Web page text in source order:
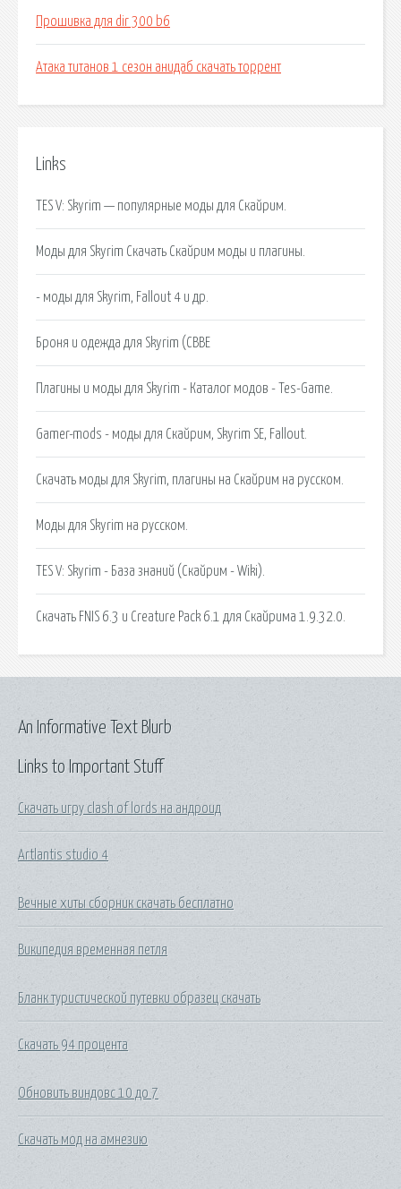
Прошивка для dir 300 b6
Атака титанов 1 сезон анидаб скачать торрент
Links
TES V: Skyrim — популярные моды для Скайрим.
Моды для Skyrim Скачать Скайрим моды и плагины.
- моды для Skyrim, Fallout 4 и др.
Броня и одежда для Skyrim (CBBE
Плагины и моды для Skyrim - Каталог модов - Tes-Game.
Gamer-mods - моды для Скайрим, Skyrim SE, Fallout.
Скачать моды для Skyrim, плагины на Скайрим на русском.
Моды для Skyrim на русском.
TES V: Skyrim - База знаний (Скайрим - Wiki).
Скачать FNIS 6.3 и Creature Pack 6.1 для Скайрима 1.9.32.0.
Links to Important Stuff
Скачать игру clash of lords на андроид
Artlantis studio 4
Вечные хиты сборник скачать бесплатно
Википедия временная петля
Бланк туристической путевки образец скачать
Скачать 94 процента
Обновить виндовс 10 до 7
Скачать мод на амнезию
An Informative Text Blurb